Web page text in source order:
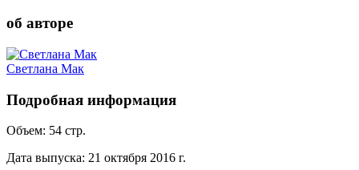
об авторе
Светлана Мак
Подробная информация
Объем: 54 стр.
Дата выпуска: 21 октября 2016 г.